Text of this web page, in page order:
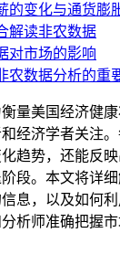
的变化与通货膨
解读非农数据
对市场的影响
农数据分析的重
量美国经济健
经济学者关注
趋势，还能反
段。本文将详
息，以及如何
析师准确把握市